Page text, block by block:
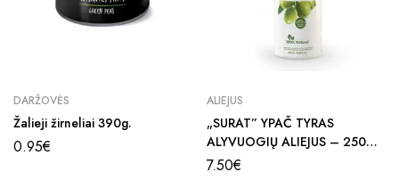
DARŽOVĖS
Žalieji žirneliai 390g.
0.95€
ALIEJUS
„SURAT” YPAČ TYRAS
ALYVUOGIŲ ALIEJUS – 250
ML
7.50€